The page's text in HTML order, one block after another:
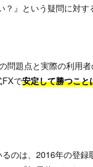
資した方が勝率高く感
』という疑問に対す
問題点と実際の利用
FXで安定して勝つこと
のは、2016年の登録